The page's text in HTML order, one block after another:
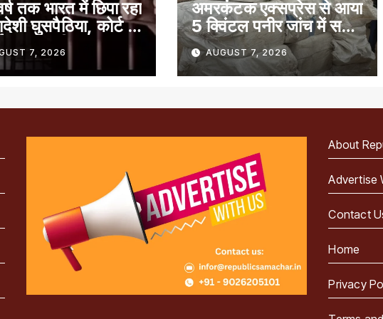
तक भारत में छिपा रहा
घुसपैठिया, कोर्ट ने
7 साल की सजा
7, 2026
अमरकंटक एक्सप्रेस से आया
5 क्विंटल पनीर जांच में सही
पाया गया
AUGUST 7, 2026
About
Advertise
Contact
Home
Privacy